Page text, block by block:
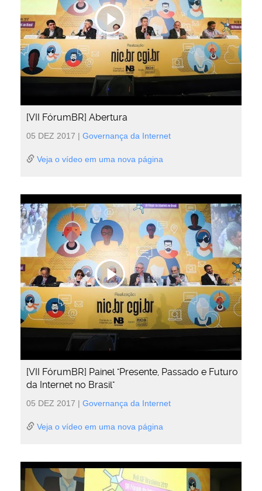
[VII FórumBR] Abertura
05 DEZ 2017 | Governança da Internet
Veja o vídeo em uma nova página
[VII FórumBR] Painel "Presente, Passado e Futuro
da Internet no Brasil"
05 DEZ 2017 | Governança da Internet
Veja o vídeo em uma nova página